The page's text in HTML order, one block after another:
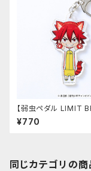
【弱虫ペダル LIMIT
び猫アクリルキーホ
弾（鳴子 章吉）
¥770
同じカテゴリの商